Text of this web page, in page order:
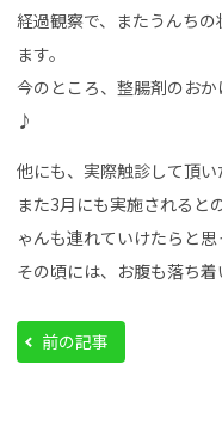
経過観察で、またうんち
ます。
今のところ、整腸剤のお
♪
他にも、実際触診して頂
また3月にも実施されると
ゃんも連れていけたらと思
その頃には、お腹も落ち
前の記事